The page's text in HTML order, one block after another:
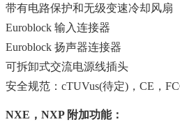
带有电路保护和无级变速冷却风扇
Euroblock 输入连接器
Euroblock 扬声器连接器
可拆卸式交流电源线插头
安全规范：cTUVus(待定)，CE，
NXE，NXP 附加功能：